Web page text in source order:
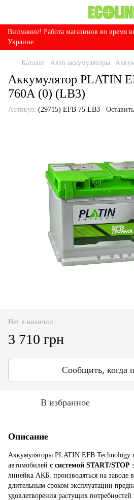
Внимание! Работа магазинов во время
Украине
Каталог Авто аккумуляторы
Аккумулятор PLATIN
760А (0) (LB3)
Артикул: (29715) EFB 75 LB3
Нет в наличии
3 710 грн
Сообщить, когда
В избранное
Описание
Аккумуляторы PLATIN EFB Technology
автомобилей с системой START/STOP
линейка АКБ, производяться на заводе
длительным сроком эксплуатации
удовлетворения растущих